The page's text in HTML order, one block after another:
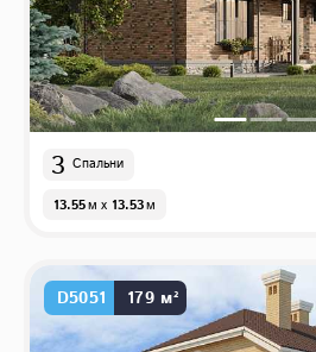
3 Спальни
13.55м x 13.53м
D5051 179 м²